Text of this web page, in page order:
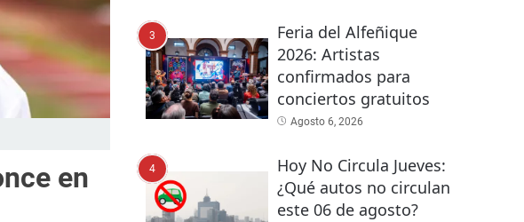
en
3
Feria del Alfeñique
2026: Artistas
confirmados para
conciertos gratuitos
Agosto 6, 2026
4
Hoy No Circula Jueves:
¿Qué autos no circulan
este 06 de agosto?